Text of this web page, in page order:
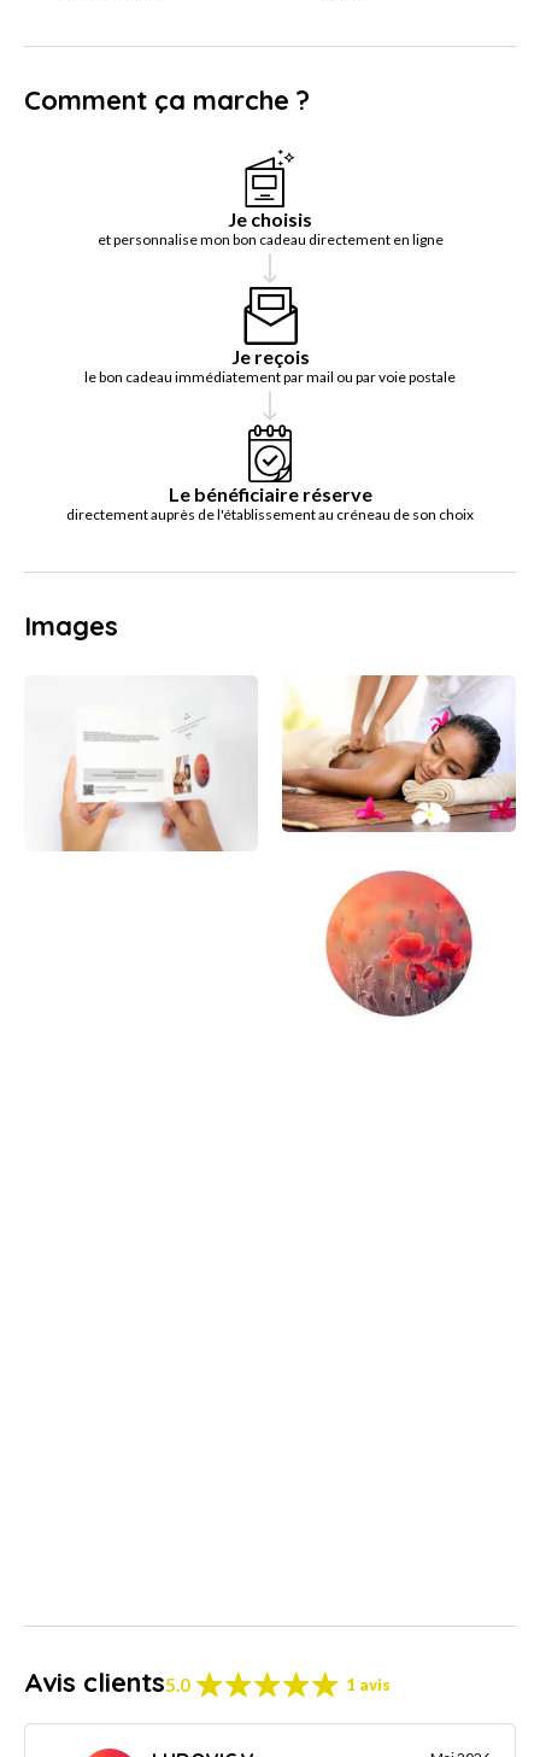
Comment ça marche ?
Je choisis
et personnalise mon bon cadeau directement en ligne
Je reçois
le bon cadeau immédiatement par mail ou par voie postale
Le bénéficiaire réserve
directement auprès de l'établissement au créneau de son choix
Images
Avis clients5.0 1 avis